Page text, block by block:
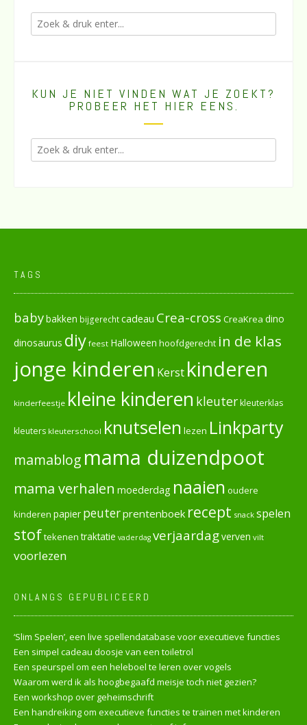
KUN JE NIET VINDEN WAT JE ZOEKT?
PROBEER HET HIER EENS.
TAGS
babybakken bijgerechtcadeau Crea-cross CreaKrea dino
dinosaurus diy feest Halloween hoofdgerecht in de klas
jonge kinderen Kerst kinderen
kinderfeestje kleine kinderen kleuterkleuterklas
kleuters kleuterschool knutselen lezen Linkparty
mamablog mama duizendpoot
mama verhalen moederdag naaien oudere
kinderen papier peuterprentenboek recept snack spelen
stoftekenen traktatie vaderdag verjaardagverven vilt
voorlezen
ONLANGS GEPUBLICEERD
‘Slim Spelen’, een live spellendatabase voor executieve functies
Een simpel cadeau doosje van een toiletrol
Een speurspel om een heleboel te leren over vogels
Waarom werd ik als hoogbegaafd meisje toch niet gezien?
Een workshop over geheimschrift
Een handreiking om executieve functies te trainen met kinderen